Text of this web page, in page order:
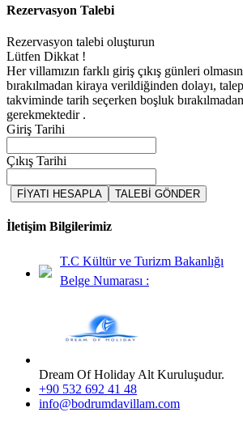
Rezervasyon Talebi
Rezervasyon talebi oluşturun
Lütfen Dikkat !
Her villamızın farklı giriş çıkış günleri
bırakılmadan kiraya verildiğinden dolayı,
takviminde tarih seçerken boşluk
gerekmektedir .
Giriş Tarihi
Çıkış Tarihi
FİYATI HESAPLA TALEBİ GÖNDER
İletişim Bilgilerimiz
T.C Kültür ve Turizm Bakanlığı
Belge Numarası :
Dream Of Holiday Alt Kuruluşudur.
+90 532 692 41 48
info@bodrumdavillam.com